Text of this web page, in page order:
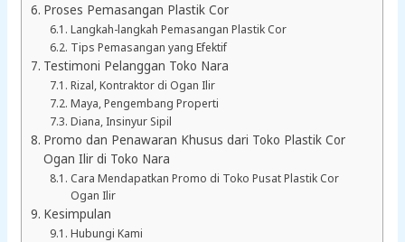
Proses Pemasangan Plastik Cor
Langkah-langkah Pemasangan Plastik Cor
Tips Pemasangan yang Efektif
Testimoni Pelanggan Toko Nara
Rizal, Kontraktor di Ogan Ilir
Maya, Pengembang Properti
Diana, Insinyur Sipil
Promo dan Penawaran Khusus dari Toko Plastik Cor
Ogan Ilir di Toko Nara
Cara Mendapatkan Promo di Toko Pusat Plastik Cor
Ogan Ilir
Kesimpulan
Hubungi Kami